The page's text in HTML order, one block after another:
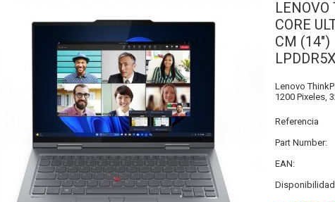
CORE
CM (14")
Lenovo
1200 Pixeles,
Referencia
Part Number:
EAN: